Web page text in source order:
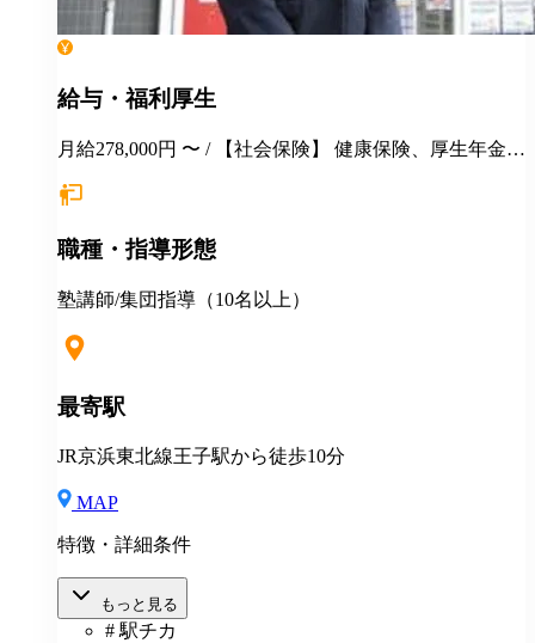
給与・福利厚生
月給278,000円 〜 / 【社会保険】 健康保険、厚生年金保
永年勤続表彰 季節講習報奨金 各種インセンティブ制度
職／教務主任） 各種優待、割引 健康診断 長短貸付 各
入社祝金（最大40万円支給） ★地方からの上京入社、
伴う場合 住居の斡旋 引越し費用一部補助（25万円～35
職種・指導形態
塾講師/集団指導（10名以上）
最寄駅
JR京浜東北線王子駅から徒歩10分
MAP
特徴・詳細条件
もっと見る
# 駅チカ